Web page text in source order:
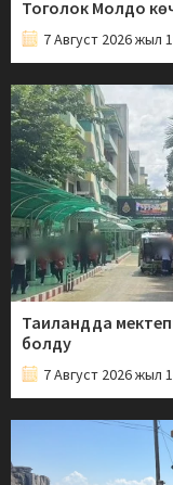
Тоголок Молдо
7 Август 2026 жыл
Таиландда
болду
7 Август 2026 жыл